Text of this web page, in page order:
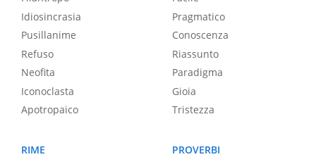
Idiosincrasia
Pusillanime
Refuso
Neofita
Iconoclasta
Apotropaico
Pragmatico
Conoscenza
Riassunto
Paradigma
Gioia
Tristezza
RIME
PROVERBI